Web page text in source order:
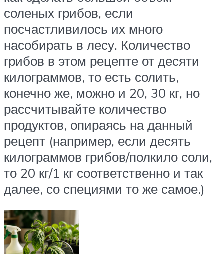
соленых грибов, если
посчастливилось их много
насобирать в лесу. Количество
грибов в этом рецепте от десяти
килограммов, то есть солить,
конечно же, можно и 20, 30 кг, но
рассчитывайте количество
продуктов, опираясь на данный
рецепт (например, если десять
килограммов грибов/полкило соли,
то 20 кг/1 кг соответственно и так
далее, со специями то же самое.)